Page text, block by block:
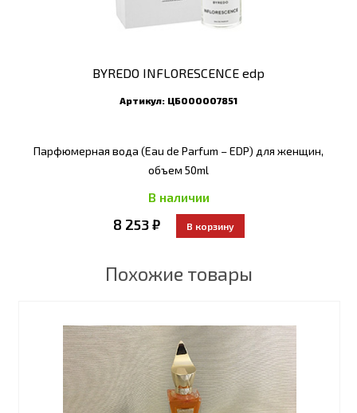
BYREDO INFLORESCENCE edp
Артикул: ЦБ000007851
Парфюмерная вода (Eau de Parfum – EDP) для женщин,
объем 50ml
В наличии
8 253 ₽
Похожие товары